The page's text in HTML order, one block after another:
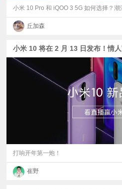
普
验
小米 10 Pro 和 iQOO 3 5G 如何选择？潮
丘加森
小米 10 将在 2 月 13 日发布！情
打响开年第一炮！
崔野